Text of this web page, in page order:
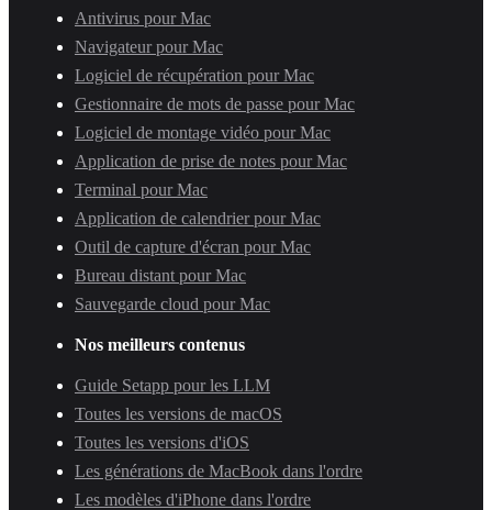
Antivirus pour Mac
Navigateur pour Mac
Logiciel de récupération pour Mac
Gestionnaire de mots de passe pour Mac
Logiciel de montage vidéo pour Mac
Application de prise de notes pour Mac
Terminal pour Mac
Application de calendrier pour Mac
Outil de capture d'écran pour Mac
Bureau distant pour Mac
Sauvegarde cloud pour Mac
Nos meilleurs contenus
Guide Setapp pour les LLM
Toutes les versions de macOS
Toutes les versions d'iOS
Les générations de MacBook dans l'ordre
Les modèles d'iPhone dans l'ordre